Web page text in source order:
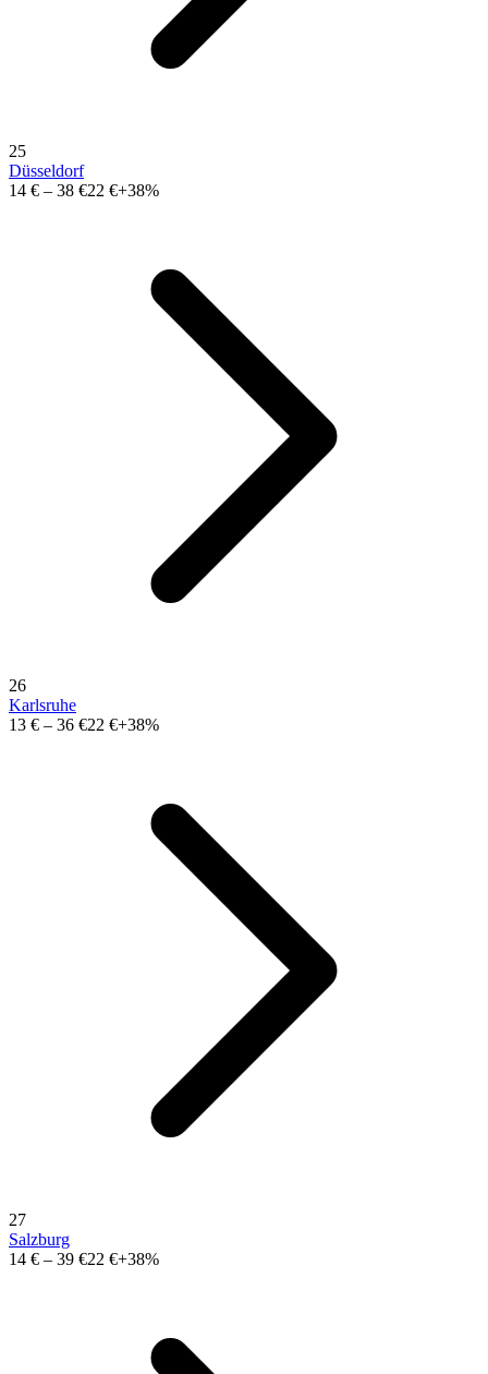
25
Düsseldorf
14 € – 38 €22 €+38%
26
Karlsruhe
13 € – 36 €22 €+38%
27
Salzburg
14 € – 39 €22 €+38%